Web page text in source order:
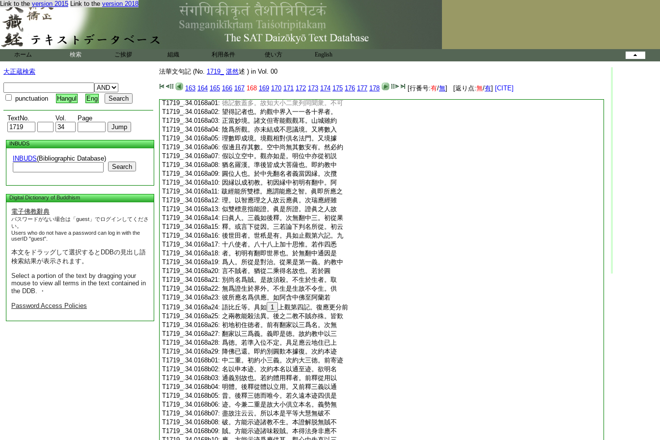
Link to the version 2015 Link to the version 2018
ホーム 検索 ご挨拶 組織 利用条件 使い方 English
大正蔵検索
punctuation Hangul Eng
TextNo. Vol. Page
INBUDS
INBUDS(Bibliographic Database)
Search
Digital Dictionary of Buddhism
電子佛教辭典
パスワードがない場合は「guest」でログインしてくださ
い。
Users who do not have a password can log in with the
userID "guest".
本文をドラッグして選択するとDDBの見出し語
検索結果が表示されます。
Select a portion of the text by dragging your
mouse to view all terms in the text contained in
the DDB. ・
Password Access Policies
法華文句記 (No. 1719_ 湛然述 ) in Vol. 00
163 164 165 166 167 168 169 170 171 172 173 174 175 176 177 178 [行番号:有/無] [返り点:無/有] [CITE]
T1719_.34.0167c19:同事須分別。若已入圓位。能引之人成於
T1719_.34.0167c20: 發起影響二衆。灼然本是菩薩。降斯已外曾
T1719_.34.0167c21:發大心。亦名菩薩。元住小者。則是大經未
T1719_.34.0167c22:
曾發心。尚名菩薩。此中具有退大應化及元
住小。退大住小得記之後並堪爲同聞。問。三
T1719_.34.0167c24:周授記人數不多。其不在會令爲轉説。此
T1719_.34.0167c25:等又非同聞衆限。何故此中云萬二千。答。三
T1719_.34.0167c26:
周之中正數雖少。如舍利弗得記之時。四衆
T1719_.34.0167c27:八部即其流也。故三周中亦有應化與實行
T1719_.34.0167c28: 者。同時得記。故論中云。退大應化二種與
T1719_.34.0168a01: 徳記數蓋多。故知大小二衆列同聞衆。不可
T1719_.34.0168a02: 望得記者也。約觀中界入一一各十界者。
T1719_.34.0168a03: 正當妙境。諸文但寄能觀觀耳。山城雖約
T1719_.34.0168a04: 陰爲所觀。亦未結成不思議境。又將數入
T1719_.34.0168a05: 理數即成境。境觀相對倶名法門。又境據
T1719_.34.0168a06: 假邊且存其數。空中尚無其數安有。然必約
T1719_.34.0168a07: 假以立空中。觀亦如是。明位中亦從初説
T1719_.34.0168a08: 猶名羅漢。準後皆成大菩薩也。即約教中
T1719_.34.0168a09: 圓位人也。於中先翻名者義當因縁。次攬
T1719_.34.0168a10: 因縁以成初教。初因縁中初明有翻中。阿
T1719_.34.0168a11: 跋經能所雙標。應謂能應之智。眞即所應之
T1719_.34.0168a12: 理。以智應理之人故云應眞。次瑞應經雖
T1719_.34.0168a13: 似雙標意指能證。眞是所證。證眞之人故
T1719_.34.0168a14: 曰眞人。三義如後釋。次無翻中三。初從果
T1719_.34.0168a15: 釋。或言下從因。三若論下判名所從。初云
T1719_.34.0168a16: 後世田者。世秖是有。具如止觀第六記。九
T1719_.34.0168a17: 十八使者。八十八上加十思惟。若作四悉
T1719_.34.0168a18: 者。初明有翻即世界也。於無翻中通因是
T1719_.34.0168a19: 爲人。所從是對治。從果是第一義。約教中
T1719_.34.0168a20: 言不賊者。猶從二乘得名故也。若於圓
T1719_.34.0168a21: 別尚名爲賊。是故須殺。不生於生者。取
T1719_.34.0168a22: 無爲證生於界外。不生是生故不令生。供
T1719_.34.0168a23: 彼所應名爲供應。如阿含中佛至阿蘭若
T1719_.34.0168a24: 語比丘等。具如 1 上觀第四記。復應更分前
T1719_.34.0168a25: 之兩教能殺法異。後之二教不賊亦殊。皆歎
T1719_.34.0168a26: 初地初住徳者。前有翻家以三爲名。次無
T1719_.34.0168a27: 翻家以三爲義。義即是徳。故約教中以三
T1719_.34.0168a28: 爲徳。若準入位不定。具足應云地住已上
T1719_.34.0168a29: 降佛已還。即約別圓歎本據復。次約本迹
T1719_.34.0168b01: 中二重。初約小三義。次約大三徳。前寄迹
T1719_.34.0168b02: 名以申本迹。次約本名以通至迹。欲明名
T1719_.34.0168b03: 通義別故也。若約體用釋者。前釋從用以
T1719_.34.0168b04: 明體。後釋從體以立用。又前釋三義以通
T1719_.34.0168b05: 昔。後釋三徳而唯今。若久遠本迹四倶是
T1719_.34.0168b06: 迹。今兼二重是故大小倶立本名。義勢無
T1719_.34.0168b07: 盡故注云云。所以本是平等大慧無破不
T1719_.34.0168b08: 破。方能示迹諸教不生。本證解脱無賊不
T1719_.34.0168b09: 賊。方能示迹諸味殺賊。本得法身非應不